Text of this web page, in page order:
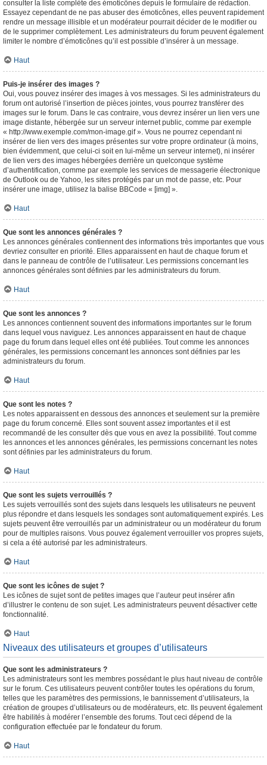
consulter la liste complète des émoticônes depuis le formulaire de rédaction.
Essayez cependant de ne pas abuser des émoticônes, elles peuvent rapidement
rendre un message illisible et un modérateur pourrait décider de le modifier ou
de le supprimer complètement. Les administrateurs du forum peuvent également
limiter le nombre d’émoticônes qu’il est possible d’insérer à un message.
Haut
Puis-je insérer des images ?
Oui, vous pouvez insérer des images à vos messages. Si les administrateurs du
forum ont autorisé l’insertion de pièces jointes, vous pourrez transférer des
images sur le forum. Dans le cas contraire, vous devrez insérer un lien vers une
image distante, hébergée sur un serveur internet public, comme par exemple
« http://www.exemple.com/mon-image.gif ». Vous ne pourrez cependant ni
insérer de lien vers des images présentes sur votre propre ordinateur (à moins,
bien évidemment, que celui-ci soit en lui-même un serveur internet), ni insérer
de lien vers des images hébergées derrière un quelconque système
d’authentification, comme par exemple les services de messagerie électronique
de Outlook ou de Yahoo, les sites protégés par un mot de passe, etc. Pour
insérer une image, utilisez la balise BBCode « [img] ».
Haut
Que sont les annonces générales ?
Les annonces générales contiennent des informations très importantes que vous
devriez consulter en priorité. Elles apparaissent en haut de chaque forum et
dans le panneau de contrôle de l’utilisateur. Les permissions concernant les
annonces générales sont définies par les administrateurs du forum.
Haut
Que sont les annonces ?
Les annonces contiennent souvent des informations importantes sur le forum
dans lequel vous naviguez. Les annonces apparaissent en haut de chaque
page du forum dans lequel elles ont été publiées. Tout comme les annonces
générales, les permissions concernant les annonces sont définies par les
administrateurs du forum.
Haut
Que sont les notes ?
Les notes apparaissent en dessous des annonces et seulement sur la première
page du forum concerné. Elles sont souvent assez importantes et il est
recommandé de les consulter dès que vous en avez la possibilité. Tout comme
les annonces et les annonces générales, les permissions concernant les notes
sont définies par les administrateurs du forum.
Haut
Que sont les sujets verrouillés ?
Les sujets verrouillés sont des sujets dans lesquels les utilisateurs ne peuvent
plus répondre et dans lesquels les sondages sont automatiquement expirés. Les
sujets peuvent être verrouillés par un administrateur ou un modérateur du forum
pour de multiples raisons. Vous pouvez également verrouiller vos propres sujets,
si cela a été autorisé par les administrateurs.
Haut
Que sont les icônes de sujet ?
Les icônes de sujet sont de petites images que l’auteur peut insérer afin
d’illustrer le contenu de son sujet. Les administrateurs peuvent désactiver cette
fonctionnalité.
Haut
Niveaux des utilisateurs et groupes d’utilisateurs
Que sont les administrateurs ?
Les administrateurs sont les membres possédant le plus haut niveau de contrôle
sur le forum. Ces utilisateurs peuvent contrôler toutes les opérations du forum,
telles que les paramètres des permissions, le bannissement d’utilisateurs, la
création de groupes d’utilisateurs ou de modérateurs, etc. Ils peuvent également
être habilités à modérer l’ensemble des forums. Tout ceci dépend de la
configuration effectuée par le fondateur du forum.
Haut